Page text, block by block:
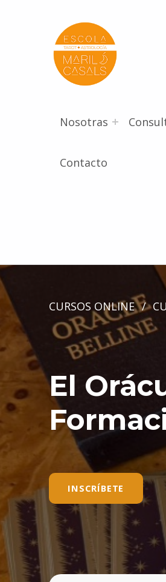
Nosotras
Contacto
CURSOS ONLINE /
El
INSCRÍBETE